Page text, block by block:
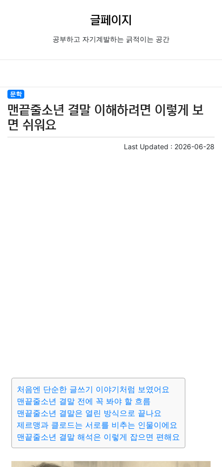
글페이지
공부하고 자기계발하는 긁적이는 공간
문학
맨끝줄소년 결말 이해하려면 이렇게 보
면 쉬워요
Last Updated : 2026-06-28
처음엔 단순한 글쓰기 이야기처럼 보였어요
맨끝줄소년 결말 전에 꼭 봐야 할 흐름
맨끝줄소년 결말은 열린 방식으로 끝나요
제르맹과 클로드는 서로를 비추는 인물이에요
맨끝줄소년 결말 해석은 이렇게 잡으면 편해요